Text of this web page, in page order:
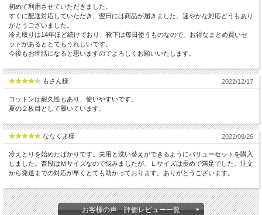
初めて利用させていただきました。
すぐに配送対応していただき、翌日には商品が届きました。速やかな対応どうもあり
がとうございました。
冷え取りは14年ほど続けており、靴下は毎日使うものなので、お得なまとめ買いセ
ットがあるととてもうれしいです。
今後もお世話になると思いますのでよろしくお願いいたします。
もさん様 2022/12/17
コットンは耐久性もあり、使いやすいです。
夏の２枚目として履いています。
ななくま様 2022/08/26
冷えとりを始めたばかりです。夫用と洗い替えができるようにバリューセットを購入
しました。普段はＭサイズなので悩みましたが、Ｌサイズは長めで満足でした。注文
から発送までの対応が早くとても助かっております。ありがとうございます。
お客様の声 評価レビュー一覧